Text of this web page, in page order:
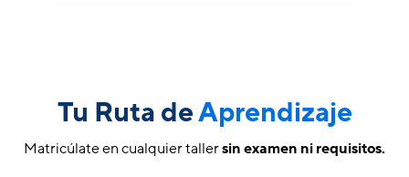
Tu Ruta deAprendizaje
Matricúlate en cualquier tallersin examen ni requisitos.